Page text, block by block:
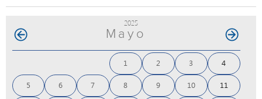
2025
Mayo
1 2 3 4
5 6 7 8 9 10 11